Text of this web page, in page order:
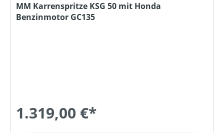
MM Karrenspritze KSG 50 mit Honda
Benzinmotor GC135
1.319,00 €*